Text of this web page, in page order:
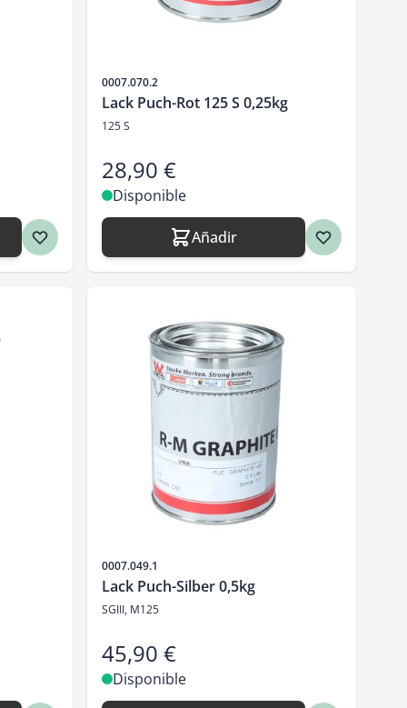
SKU
0007.070.2
Lack Puch-Rot 125 S 0,25kg
125 S
28,90 €
Disponible
Añadir
SKU
0007.049.1
Lack Puch-Silber 0,5kg
SGIII, M125
45,90 €
Disponible